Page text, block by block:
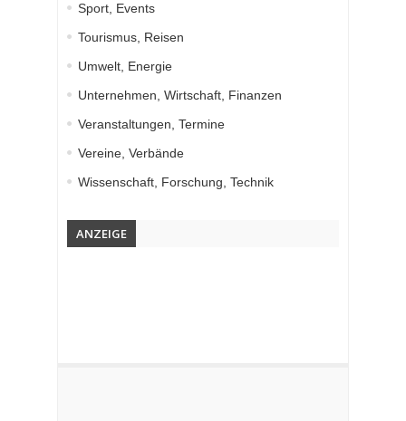
Sport, Events
Tourismus, Reisen
Umwelt, Energie
Unternehmen, Wirtschaft, Finanzen
Veranstaltungen, Termine
Vereine, Verbände
Wissenschaft, Forschung, Technik
ANZEIGE